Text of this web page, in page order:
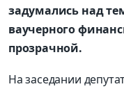
задумались над
ваучерного
прозрачной.
На заседании